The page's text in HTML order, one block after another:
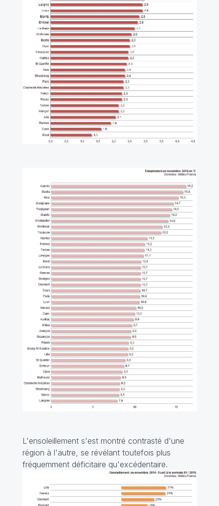
L'ensoleillement s'est montré contrasté d'une
région à l'autre, se révélant toutefois plus
fréquemment déficitaire qu'excédentaire.